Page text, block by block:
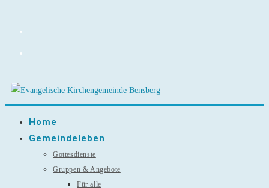
Home
Gemeindeleben
Gottesdienste
Gruppen & Angebote
Für alle